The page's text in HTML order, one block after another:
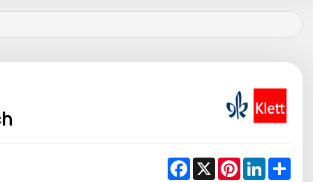
Facebook
X PinterestLinkedIn